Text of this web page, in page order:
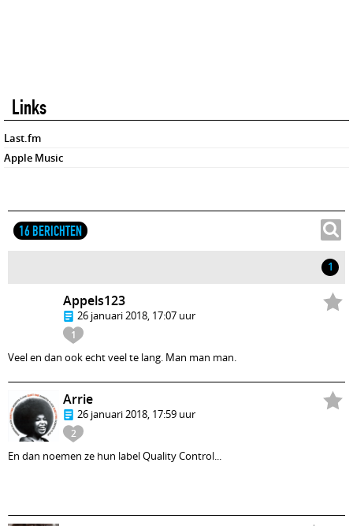
Links
Last.fm
Apple Music
16 BERICHTEN
1
1
Appels123
26 januari 2018, 17:07 uur
Veel en dan ook echt veel te lang. Man man man.
2
Arrie
26 januari 2018, 17:59 uur
En dan noemen ze hun label Quality Control...